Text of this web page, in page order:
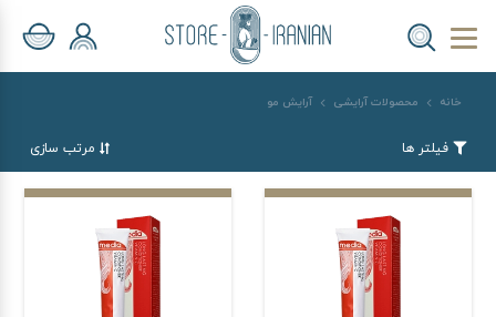
خانه محصولات آرایشی آرایش مو
فیلتر ها مرتب سازی